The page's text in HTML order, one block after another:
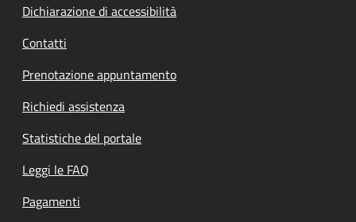
Dichiarazione di accessibilità
Contatti
Prenotazione appuntamento
Richiedi assistenza
Statistiche del portale
Leggi le FAQ
Pagamenti